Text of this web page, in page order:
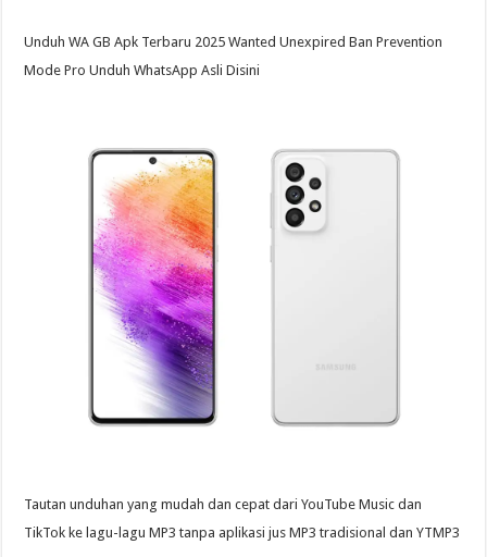
Unduh WA GB Apk Terbaru 2025 Wanted Unexpired Ban Prevention
Mode Pro Unduh WhatsApp Asli Disini
Tautan unduhan yang mudah dan cepat dari YouTube Music dan
TikTok ke lagu-lagu MP3 tanpa aplikasi jus MP3 tradisional dan YTMP3